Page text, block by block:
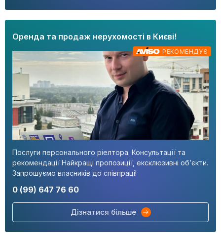
Послуги персонального ріелтора. Консультації та
рекомендації Найкращі пропозиції, ексклюзивні об’єкти.
Запрошуємо власників до співпраці!
0 (99) 647 76 60
Дізнатися більше
Оренда та продаж нерухомості в Києві!
РЕКОМЕНДУЄ